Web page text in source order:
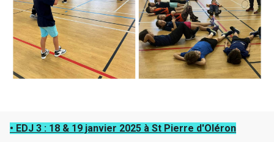
• EDJ 3 : 18 & 19 janvier 2025 à St Pierre d'Oléron